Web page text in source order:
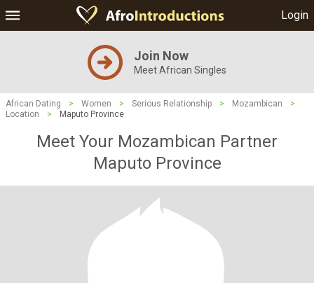
Login
Join Now
Meet African Singles
African Dating > Women > Serious Relationship > Mozambican
>
Location
> Maputo Province
Meet Your Mozambican Partner
Maputo Province